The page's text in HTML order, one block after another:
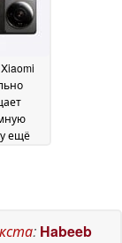
ещё
: Habeeb